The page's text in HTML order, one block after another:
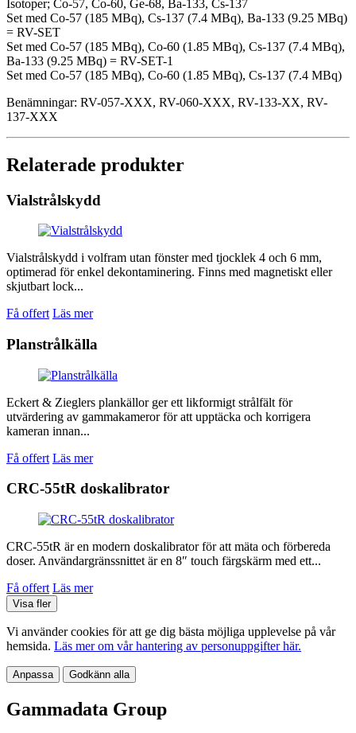
Isotoper; Co-57, Co-60, Ge-68, Ba-133, Cs-137
Set med Co-57 (185 MBq), Cs-137 (7.4 MBq), Ba-133 (9.25 MBq)
= RV-SET
Set med Co-57 (185 MBq), Co-60 (1.85 MBq), Cs-137 (7.4 MBq),
Ba-133 (9.25 MBq) = RV-SET-1
Set med Co-57 (185 MBq), Co-60 (1.85 MBq), Cs-137 (7.4 MBq)
Benämningar: RV-057-XXX, RV-060-XXX, RV-133-XX, RV-
137-XXX
Relaterade produkter
Vialstrålskydd
Vialstrålskydd i volfram utan fönster med tjocklek 4 och 6 mm,
optimerad för enkel dekontaminering. Finns med magnetiskt eller
skjutbart lock...
Få offert Läs mer
Planstrålkälla
Eckert & Zieglers plankällor ger ett likformigt strålfält för
utvärdering av gammakameror för att upptäcka och korrigera
kameran innan...
Få offert Läs mer
CRC-55tR doskalibrator
CRC-55tR är en modern doskalibrator för att mäta och förbereda
doser. Användargränssnittet är en 8″ touch färgskärm med ett...
Få offert Läs mer
Visa fler
Vi använder cookies för att ge dig bästa möjliga upplevelse på vår
hemsida. Läs mer om vår hantering av personuppgifter här.
Anpassa Godkänn alla
Gammadata Group